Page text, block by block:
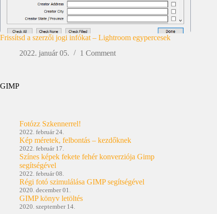
Frissítsd a szerzői jogi infókat – Lightroom egypercesek
2022. január 05.
1 Comment
GIMP
Fotózz Szkennerrel!
2022. február 24.
Kép méretek, felbontás – kezdőknek
2022. február 17.
Színes képek fekete fehér konverziója Gimp
segítségével
2022. február 08.
Régi fotó szimulálása GIMP segítségével
2020. december 01.
GIMP könyv letöltés
2020. szeptember 14.